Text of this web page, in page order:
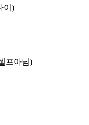
이)
프아님)